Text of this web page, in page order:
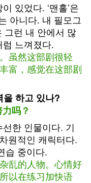
있었다. ‘맨홀’은
아니다. 내 필모그
그런 내 안에서 많
느껴졌다.
虽然这部剧很轻
富，感觉在这部剧
을 하고 있나?
吗？
한 인물이다. 기
원적인 캐릭터다.
습 중이다.
乱的人物。心情好
以在练习加快语